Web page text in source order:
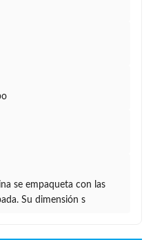
se empaqueta con las
Su dimensión s